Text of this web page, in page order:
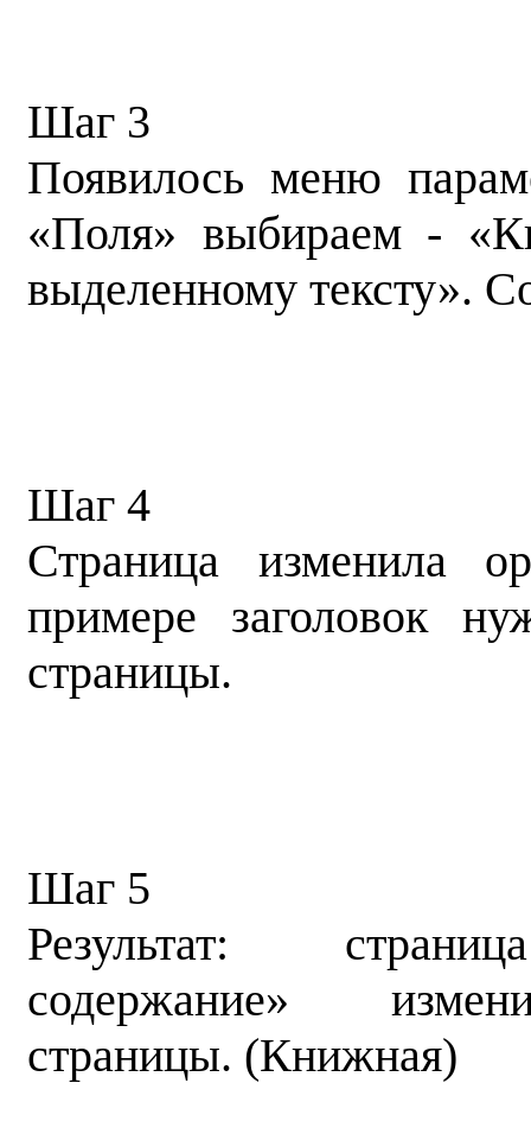
Шаг 3
Появилось меню
«Поля» выбираем -
выделенному тексту».
Шаг 4
Страница изменила
примере заголовок
страницы.
Шаг 5
Результат:
содержание»
страницы. (Книжная)